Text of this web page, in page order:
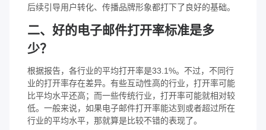
后续引导用户转化、传播品牌形象都打下了良好的基础。
二、好的电子邮件打开率标准是多
少？
根据报告，各行业的平均打开率是33.1%。不过，不同行
业的打开率存在差异。有些互动性高的行业，打开率可能
比平均水平还高；而一些传统行业，打开率可能就相对较
低。一般来说，如果电子邮件打开率能达到或者超过所在
行业的平均水平，那就算是比较不错的表现了。